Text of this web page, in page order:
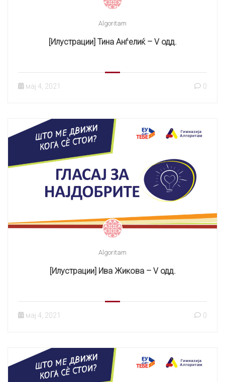
Algoritam
[Илустрации] Тина Анѓелиќ – V одд.
мај 4, 2021 0
Algoritam
[Илустрации] Ива Жикова – V одд.
мај 4, 2021 0